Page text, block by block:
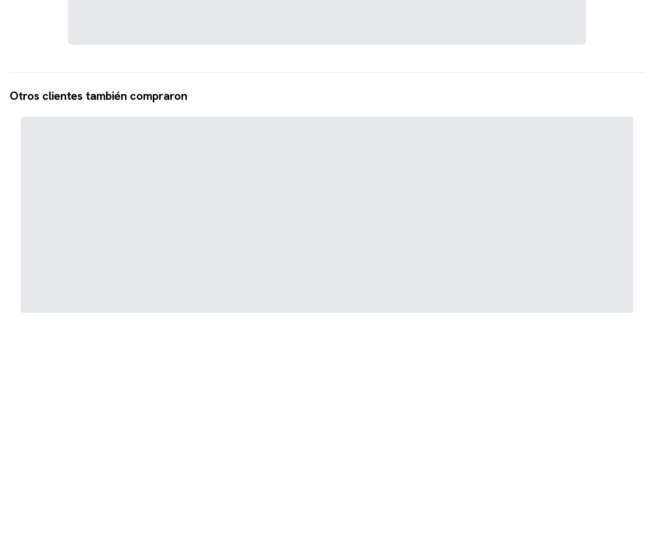
Otros clientes también compraron